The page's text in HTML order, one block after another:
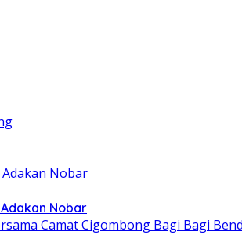
Nobar